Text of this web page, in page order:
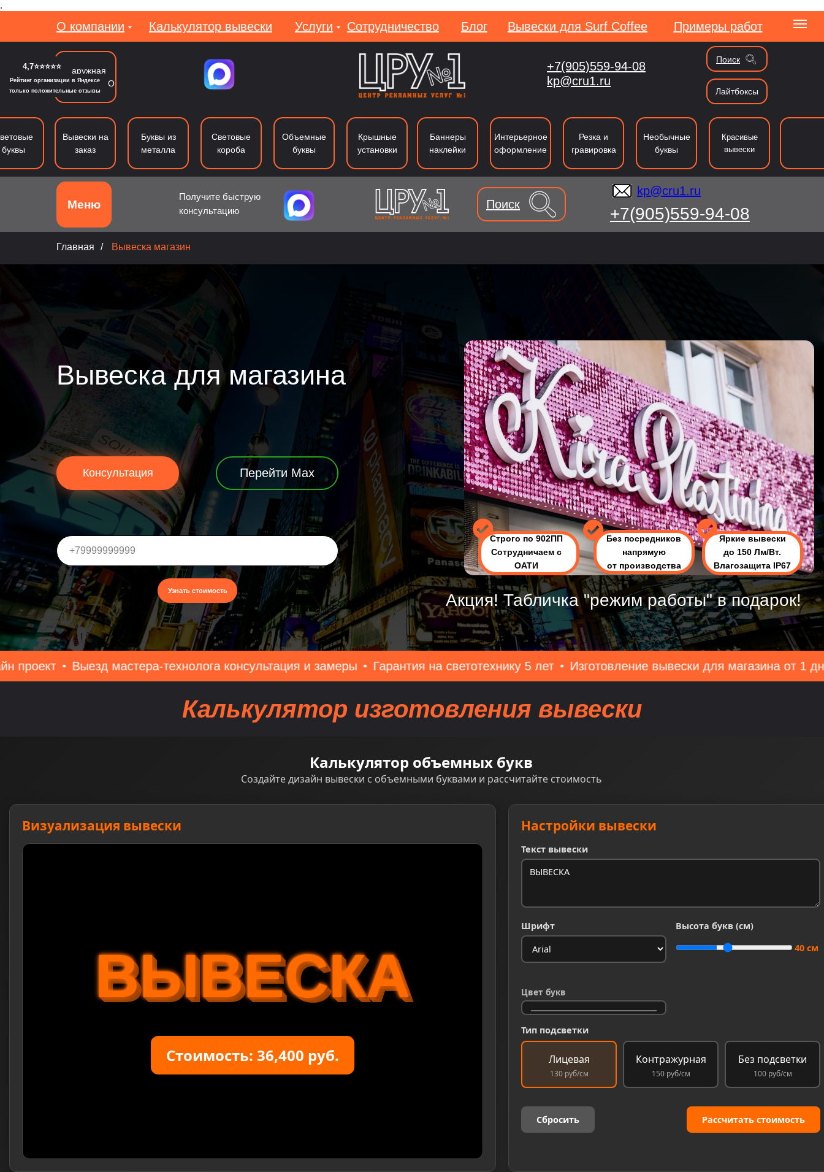
.
О компании Услуги Сотрудничество Вывески для Surf Coffee
Блог Примеры работ
Калькулятор вывески
Вакансии
kp@cru1.ru
Наружная
реклама в МО
+7(905)559-94-08
Лайтбоксы
Поиск
kp@cru1.ru
Объемные буквы Буквы из металла Лайтбоксы Вывеки Типография Резка Таблички и указатели
буквы
Вывески на
заказ
Буквы из
металла
Световые
короба
Объемные
буквы
Крышные
установки
Баннеры
наклейки
Интерьерное
оформление
Резка и
гравировка
Необычные
буквы
Красивые
вывески
Получите быструю
консультацию
+7(905)559-94-08
kp@cru1.ru
Поиск
Меню
Главная / Вывеска магазин
Консультация Перейти Max
Вывеска для магазина
Узнать стоимость Акция! Табличка "режим работы" в подарок!
Без посредников
напрямую
от производства
Яркие вывески
до 150 Лм/Вт.
Влагозащита IP67
Строго по 902ПП
Сотрудничаем с
ОАТИ
мастера-технолога консультация и замеры Гарантия на светотехнику 5 лет Изготовление вывески для магазина от 1 дня
Калькулятор изготовления вывески
Калькулятор объемных букв
Создайте дизайн вывески с объемными буквами и рассчитайте стоимость
Визуализация вывески
ВЫВЕСКА
Стоимость: 36,400 руб.
Настройки вывески
Текст вывески
Шрифт
Высота букв (см)
40 см
Цвет букв
Тип подсветки
Лицевая
130 руб/см
Контражурная
150 руб/см
Без подсветки
100 руб/см
Сбросить Рассчитать стоимость
4,7⭐⭐⭐⭐⭐
Рейтинг организации в Яндексе
только положительные отзывы